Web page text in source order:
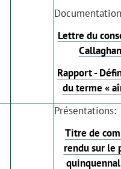
Lettre du
Callaghan
Rapport -
du terme «
Présentations:
Titre de
rendu sur le